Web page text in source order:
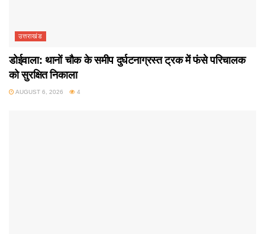
उत्तराखंड
डोईवाला: थानों चौक के समीप दुर्घटनाग्रस्त ट्रक में फंसे परिचालक
को सुरक्षित निकाला
AUGUST 6, 2026 4